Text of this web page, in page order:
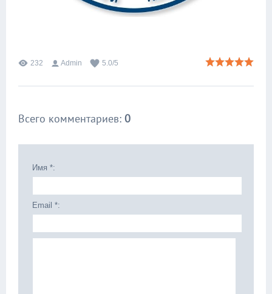
232 Admin 5.0/5
Всего комментариев: 0
Имя *:
Email *: